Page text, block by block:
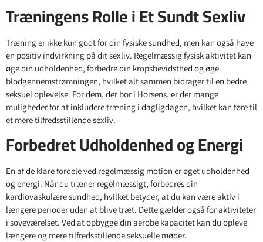
Træningens Rolle i Et Sundt Sexliv
Træning er ikke kun godt for din fysiske sundhed, men kan også have
en positiv indvirkning på dit sexliv. Regelmæssig fysisk aktivitet kan
øge din udholdenhed, forbedre din kropsbevidsthed og øge
blodgennemstrømningen, hvilket alt sammen bidrager til en bedre
seksuel oplevelse. For dem, der bor i Horsens, er der mange
muligheder for at inkludere træning i dagligdagen, hvilket kan føre til
et mere tilfredsstillende sexliv.
Forbedret Udholdenhed og Energi
En af de klare fordele ved regelmæssig motion er øget udholdenhed
og energi. Når du træner regelmæssigt, forbedres din
kardiovaskulære sundhed, hvilket betyder, at du kan være aktiv i
længere perioder uden at blive træt. Dette gælder også for aktiviteter
i soveværelset. Ved at opbygge din aerobe kapacitet kan du opleve
længere og mere tilfredsstillende seksuelle møder.